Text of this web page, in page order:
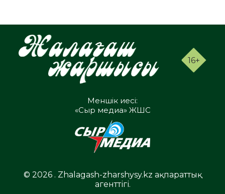
16+
Меншік иесі:
«Сыр медиа» ЖШС
© 2026 . Zhalagash-zharshysy.kz ақпараттық
агенттігі.